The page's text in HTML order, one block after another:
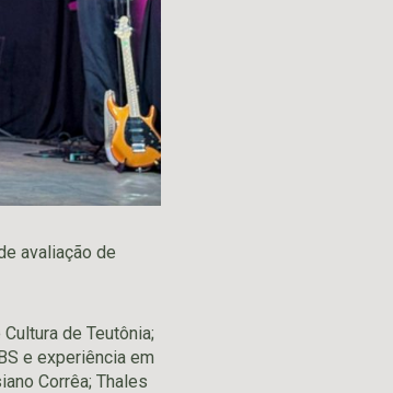
avaliação de
de Teutônia;
e experiência em
Corrêa; Thales